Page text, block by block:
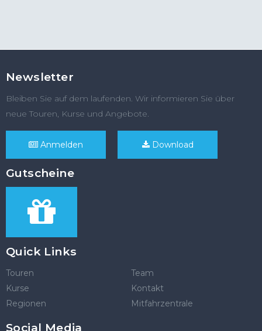
Newsletter
Bleiben Sie auf dem laufenden. Wir informieren Sie über
neue Touren, Kurse und Angebote.
Anmelden Download
Gutscheine
Quick Links
Touren
Kurse
Regionen
Team
Kontakt
Mitfahrzentrale
Social Media